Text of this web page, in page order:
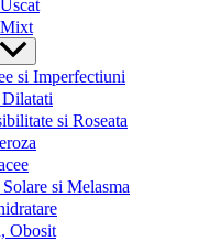
Mixt
Menu
si Imperfectiuni
si Roseata
si Melasma
Obosit